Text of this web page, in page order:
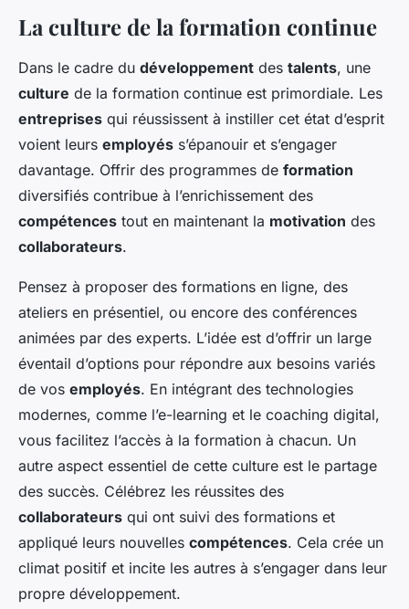
La culture de la formation continue
Dans le cadre du développement des talents, une
culture de la formation continue est primordiale. Les
entreprises qui réussissent à instiller cet état d’esprit
voient leurs employés s’épanouir et s’engager
davantage. Offrir des programmes de formation
diversifiés contribue à l’enrichissement des
compétences tout en maintenant la motivation des
collaborateurs.
Pensez à proposer des formations en ligne, des
ateliers en présentiel, ou encore des conférences
animées par des experts. L’idée est d’offrir un large
éventail d’options pour répondre aux besoins variés
de vos employés. En intégrant des technologies
modernes, comme l’e-learning et le coaching digital,
vous facilitez l’accès à la formation à chacun. Un
autre aspect essentiel de cette culture est le partage
des succès. Célébrez les réussites des
collaborateurs qui ont suivi des formations et
appliqué leurs nouvelles compétences. Cela crée un
climat positif et incite les autres à s’engager dans leur
propre développement.